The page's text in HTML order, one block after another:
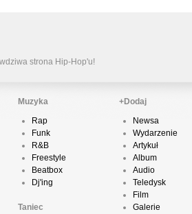
strona Hip-Hop'u!
Muzyka
Rap
Funk
R&B
Freestyle
Beatbox
Dj'ing
Taniec
+Dodaj
Newsa
Wydarzenie
Artykuł
Album
Audio
Teledysk
Film
Galerie